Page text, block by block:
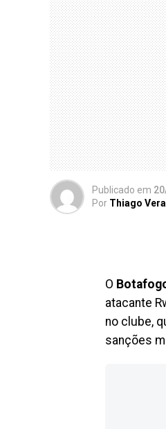
Publicado em
Por Thiago
O
atacante
no clube,
sanções